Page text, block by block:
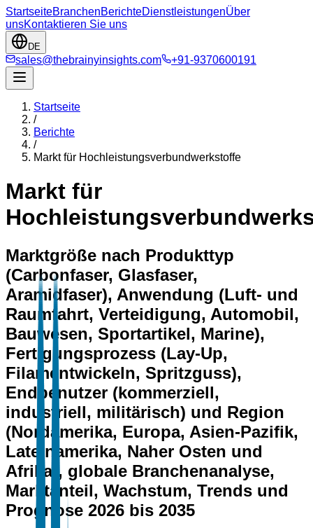
StartseiteBranchenBerichteDienstleistungenÜber
unsKontaktieren Sie uns
DE
sales@thebrainyinsights.com +91-9370600191
Startseite
/
Berichte
/
Markt für Hochleistungsverbundwerkstoffe
Markt für
Marktgröße nach Produkttyp
(Carbonfaser, Glasfaser,
Aramidfaser), Anwendung (Luft- und
Raumfahrt, Verteidigung, Automobil,
Bauwesen, Sportartikel, Marine),
Fertigungsprozess (Lay-Up,
Filamentwickeln, Spritzguss),
Endbenutzer (kommerziell,
industriell, militärisch) und Region
(Nordamerika, Europa, Asien-Pazifik,
Lateinamerika, Naher Osten und
Afrika), globale Branchenanalyse,
Marktanteil, Wachstum, Trends und
Prognose 2026 bis 2035